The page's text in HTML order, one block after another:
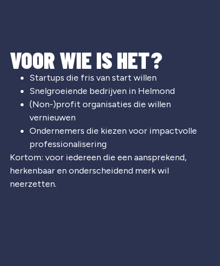
VOOR WIE IS HET?
Startups die fris van start willen
Snelgroeiende bedrijven in Helmond
(Non-)profit organisaties die willen
vernieuwen
Ondernemers die kiezen voor impactvolle
professionalisering
Kortom: voor iedereen die een aansprekend,
herkenbaar en onderscheidend merk wil
neerzetten.